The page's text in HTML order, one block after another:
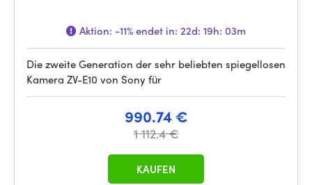
Aktion: -11%endet in: 22d: 19h: 03m
Die zweite Generation der sehr beliebten spiegellosen
Kamera ZV-E10 von Sony für
990.74 €
1 112.4 €
KAUFEN